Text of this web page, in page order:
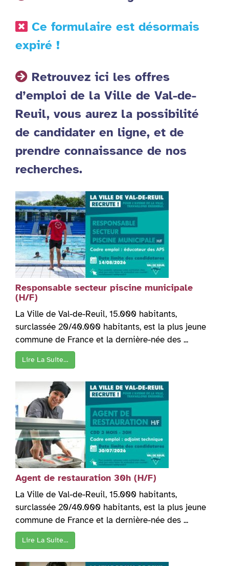
Ce formulaire est désormais
expiré !
Retrouvez ici les offres
d’emploi de la Ville de Val-de-
Reuil, vous aurez la possibilité
de candidater en ligne, et de
prendre connaissance de nos
recherches.
Responsable secteur piscine municipale
(H/F)
La Ville de Val-de-Reuil, 15.000 habitants,
surclassée 20/40.000 habitants, est la plus jeune
commune de France et la dernière-née des ...
Lire La Suite…
Agent de restauration 30h (H/F)
La Ville de Val-de-Reuil, 15.000 habitants,
surclassée 20/40.000 habitants, est la plus jeune
commune de France et la dernière-née des ...
Lire La Suite…